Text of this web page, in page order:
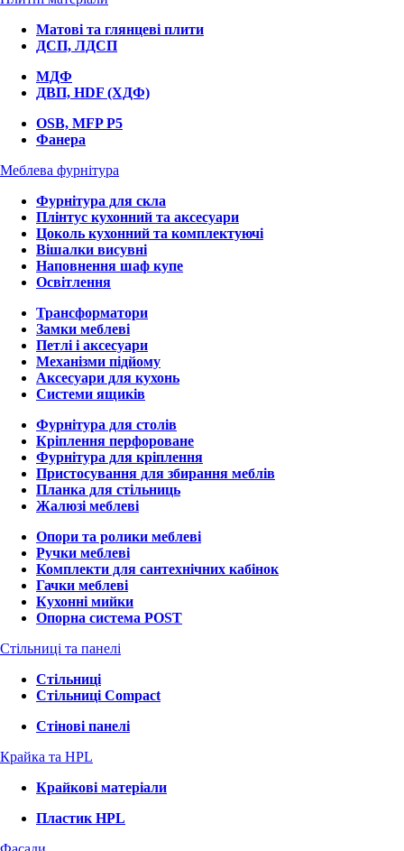
Матові та глянцеві плити
ДСП, ЛДСП
МДФ
ДВП, HDF (ХДФ)
OSB, MFP P5
Фанера
Меблева фурнітура
Фурнітура для скла
Плінтус кухонний та аксесуари
Цоколь кухонний та комплектуючі
Вішалки висувні
Наповнення шаф купе
Освітлення
Трансформатори
Замки меблеві
Петлі і аксесуари
Механізми підйому
Аксесуари для кухонь
Системи ящиків
Фурнітура для столів
Кріплення перфороване
Фурнітура для кріплення
Пристосування для збирання меблів
Планка для стільниць
Жалюзі меблеві
Опори та ролики меблеві
Ручки меблеві
Комплекти для сантехнічних кабінок
Гачки меблеві
Кухонні мийки
Опорна система POST
Стільниці та панелі
Стільниці
Стільниці Compact
Стінові панелі
Крайка та HPL
Крайкові матеріали
Пластик HPL